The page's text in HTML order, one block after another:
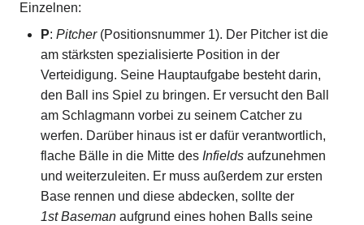
Einzelnen:
P: Pitcher(Positionsnummer 1). Der Pitcher ist die
am stärksten spezialisierte Position in der
Verteidigung. Seine Hauptaufgabe besteht darin,
den Ball ins Spiel zu bringen. Er versucht den Ball
am Schlagmann vorbei zu seinem Catcher zu
werfen. Darüber hinaus ist er dafür verantwortlich,
flache Bälle in die Mitte des Infieldsaufzunehmen
und weiterzuleiten. Er muss außerdem zur ersten
Base rennen und diese abdecken, sollte der
1st Basemanaufgrund eines hohen Balls seine